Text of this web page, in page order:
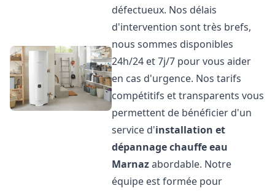
défectueux. Nos délais
d'intervention sont très brefs,
nous sommes disponibles
24h/24 et 7j/7 pour vous aider
en cas d'urgence. Nos tarifs
compétitifs et transparents vous
permettent de bénéficier d'un
service d'installation et
dépannage chauffe eau
Marnazabordable. Notre
équipe est formée pour